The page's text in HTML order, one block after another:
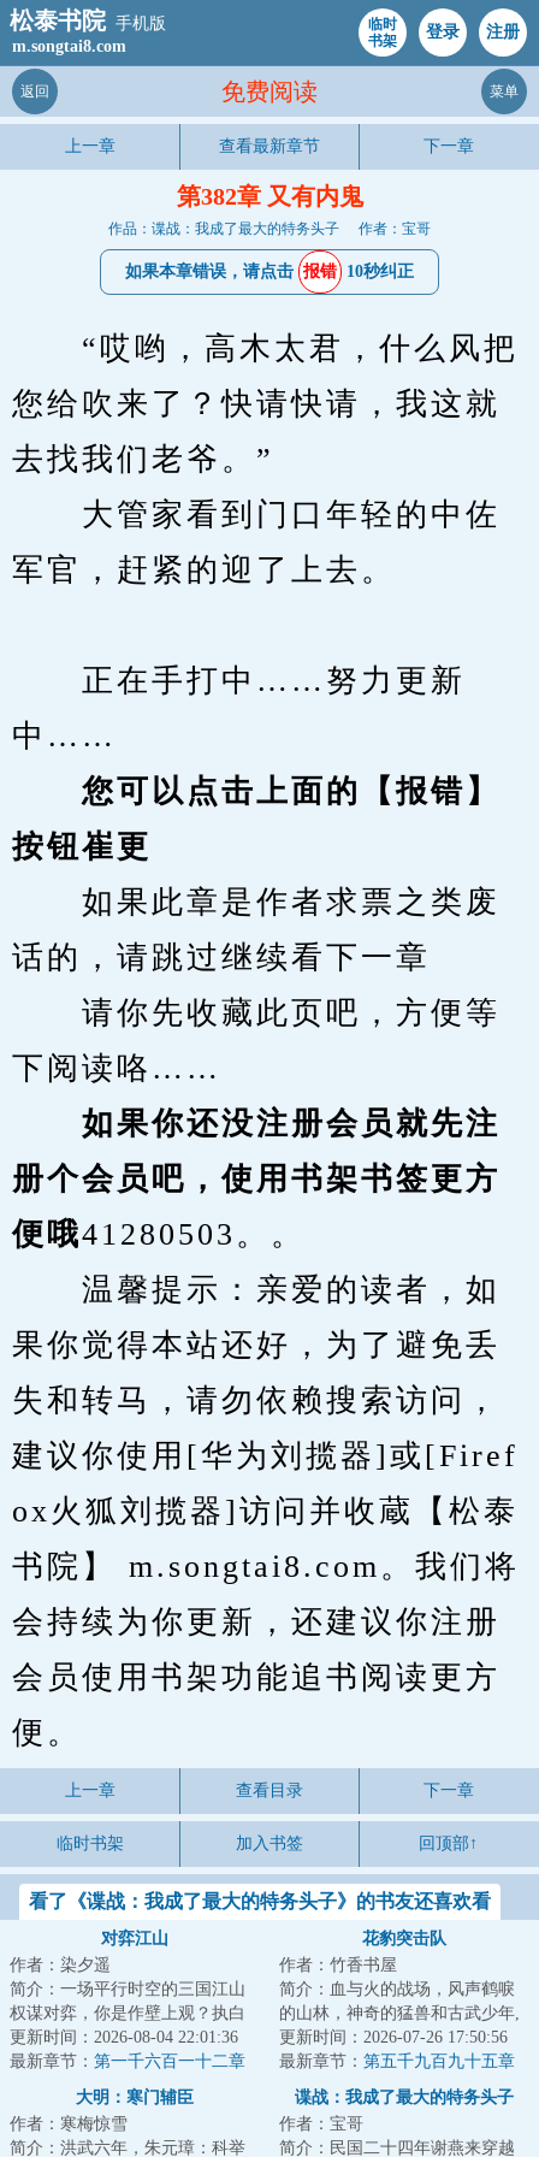
松泰书院 手机版
m.songtai8.com
临时
书架
登录 注册
免费阅读
返回 菜单
上一章 查看最新章节 下一章
第382章 又有内鬼
作品：谍战：我成了最大的特务头子 作者：宝哥
如果本章错误，请点击 报错 10秒纠正
“哎哟，高木太君，什么风把
您给吹来了？快请快请，我这就
去找我们老爷。”
大管家看到门口年轻的中佐
军官，赶紧的迎了上去。
正在手打中……努力更新
中……
您可以点击上面的【报错】
按钮崔更
如果此章是作者求票之类废
话的，请跳过继续看下一章
请你先收藏此页吧，方便等
下阅读咯……
如果你还没注册会员就先注
册个会员吧，使用书架书签更方
便哦41280503。。
温馨提示：亲爱的读者，如
果你觉得本站还好，为了避免丢
失和转马，请勿依赖搜索访问，
建议你使用[华为刘揽器]或[Firef
ox火狐刘揽器]访问并收蔵【松泰
书院】 m.songtai8.com。我们将
会持续为你更新，还建议你注册
会员使用书架功能追书阅读更方
便。
上一章 查看目录 下一章
临时书架 加入书签 回顶部↑
看了《谍战：我成了最大的特务头子》的书友还喜欢看
对弈江山
作者：染夕遥
简介：一场平行时空的三国江山
权谋对弈，你是作壁上观？执白
子？抑或执黑子？...
更新时间：2026-08-04 22:01:36
最新章节： 第一千六百一十二章
尚书的“赎罪”
花豹突击队
作者：竹香书屋
简介：血与火的战场，风声鹤唳
的山林，神奇的猛兽和古武少年,
这是一支有着铮铮铁骨的特种部
队，这是一群...
更新时间：2026-07-26 17:50:56
最新章节： 第五千九百九十五章
全权指挥
大明：寒门辅臣
作者：寒梅惊雪
简介：洪武六年，朱元璋：科举
谍战：我成了最大的特务头子
作者：宝哥
简介：民国二十四年谢燕来穿越